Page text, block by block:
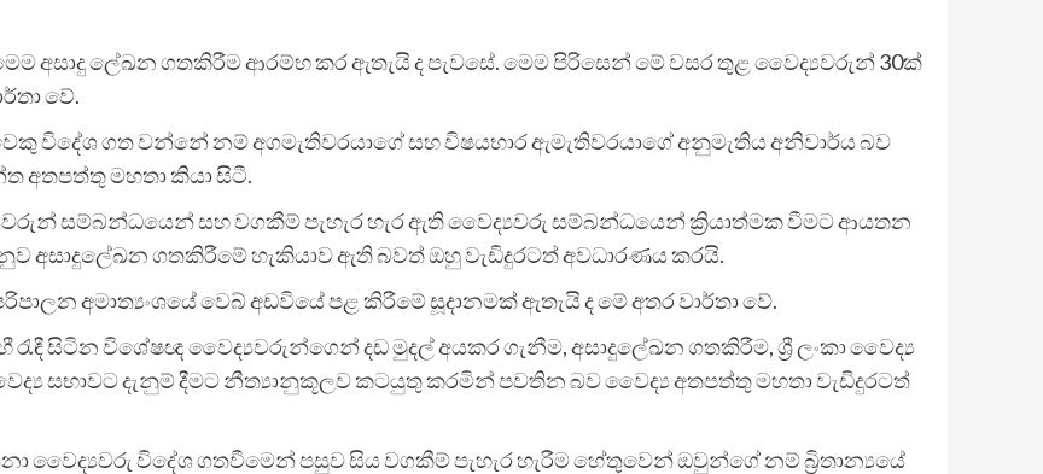
අසාදු ලේඛන ගතකිරීම ආරම්භ කර ඇතැයි ද පැවසේ. මෙම පිරිසෙන් මේ වසර තුළ වෛද්‍යවරුන් 30ක්
වේ.
විදේශ ගත වන්නේ නම් අගමැතිවරයාගේ සහ විෂයභාර ඇමැතිවරයාගේ අනුමැතිය අනිවාර්ය බව
අතපත්තු මහතා කියා සිටී.
සම්බන්ධයෙන් සහ වගකීම් පැහැර හැර ඇති වෛද්‍යවරු සම්බන්ධයෙන් ක්‍රියාත්මක වීමට ආයතන
අසාදුලේඛන ගතකිරීමේ හැකියාව ඇති බවත් ඔහු වැඩිදුරටත් අවධාරණය කරයි.
අමාත්‍යංශයේ වෙබ් අඩවියේ පළ කිරීමේ සූදානමක් ඇතැයි ද මේ අතර වාර්තා වේ.
සිටින විශේෂඥ වෛද්‍යවරුන්ගෙන් දඩ මුදල් අයකර ගැනීම, අසාදුලේඛන ගතකිරීම, ශ්‍රී ලංකා වෛද්‍ය
සභාවට දැනුම් දීමට නීත්‍යානුකූලව කටයුතු කරමින් පවතින බව වෛද්‍ය අතපත්තු මහතා වැඩිදුරටත්
වෛද්‍යවරු විදේශ ගතවීමෙන් පසුව සිය වගකීම් පැහැර හැරීම හේතුවෙන් ඔවුන්ගේ නම් බ්‍රිතාන්‍යයේ